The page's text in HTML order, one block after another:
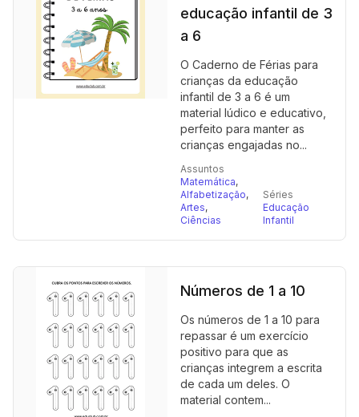
educação infantil de 3
a 6
O Caderno de Férias para
crianças da educação
infantil de 3 a 6 é um
material lúdico e educativo,
perfeito para manter as
crianças engajadas no...
Assuntos
Matemática,
Alfabetização,
Artes,
Ciências
Séries
Educação
Infantil
Números de 1 a 10
Os números de 1 a 10 para
repassar é um exercício
positivo para que as
crianças integrem a escrita
de cada um deles. O
material contem...